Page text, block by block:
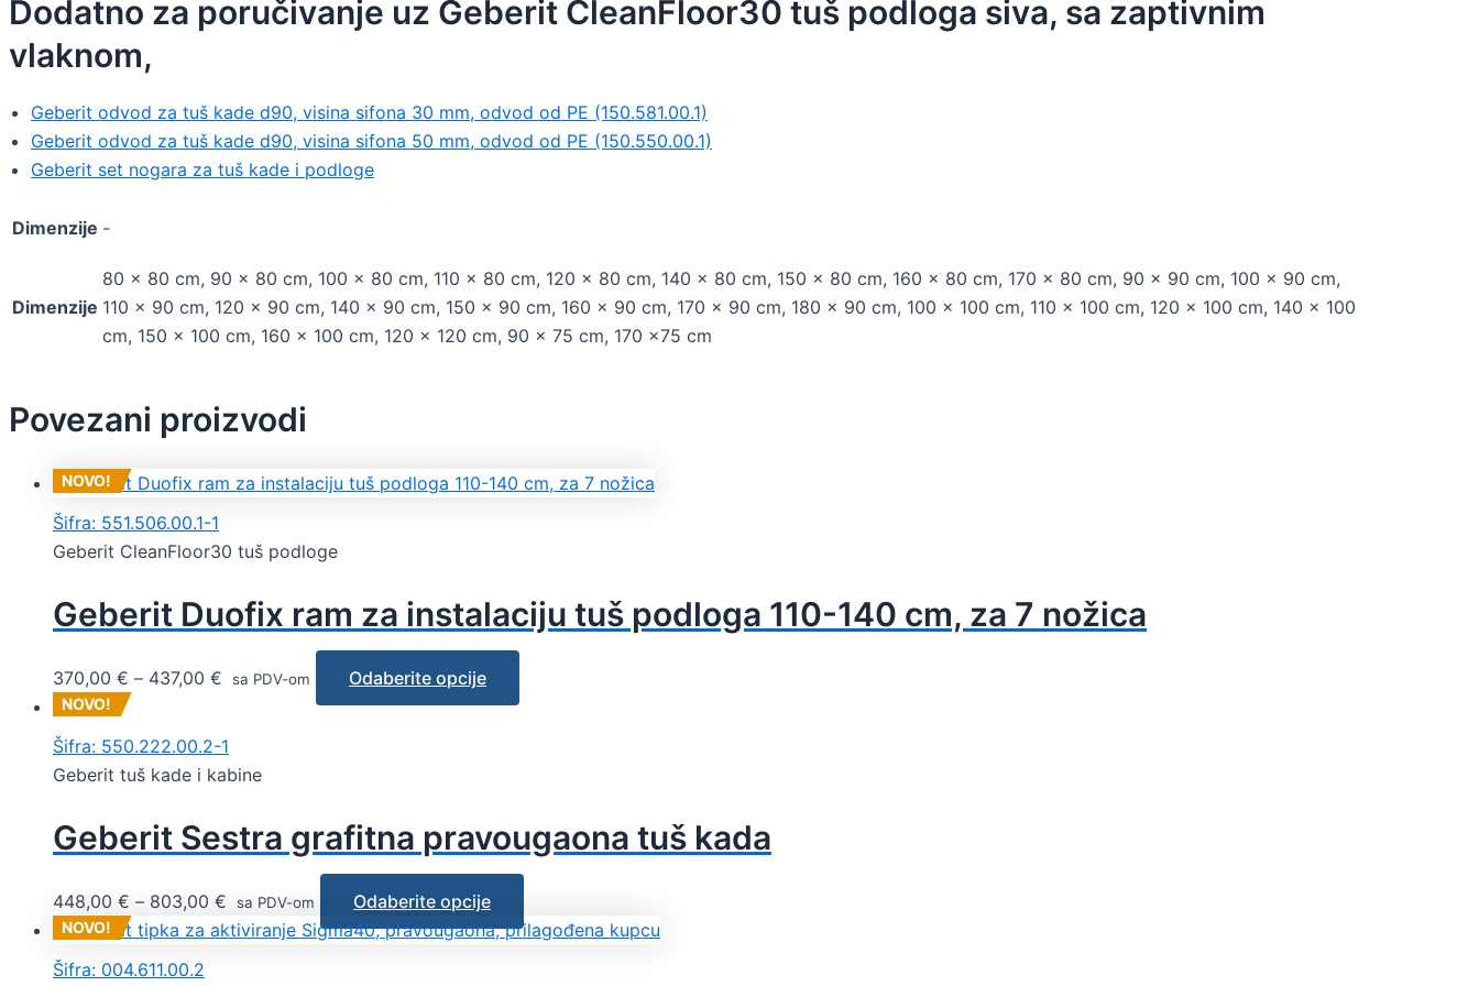
Dodatno za poručivanje uz Geberit CleanFloor30 tuš podloga siva, sa zaptivnim
vlaknom,
Geberit odvod za tuš kade d90, visina sifona 30 mm, odvod od PE (150.581.00.1)
Geberit odvod za tuš kade d90, visina sifona 50 mm, odvod od PE (150.550.00.1)
Geberit set nogara za tuš kade i podloge
Dimenzije -
Dimenzije
80 x 80 cm, 90 x 80 cm, 100 x 80 cm, 110 x 80 cm, 120 x 80 cm, 140 x 80 cm, 150 x 80 cm, 160 x 80 cm, 170 x 80 cm, 90 x 90 cm, 100 x 90 cm,
110 x 90 cm, 120 x 90 cm, 140 x 90 cm, 150 x 90 cm, 160 x 90 cm, 170 x 90 cm, 180 x 90 cm, 100 x 100 cm, 110 x 100 cm, 120 x 100 cm, 140 x 100
cm, 150 x 100 cm, 160 x 100 cm, 120 x 120 cm, 90 x 75 cm, 170 x75 cm
Povezani proizvodi
NOVO!
Šifra: 551.506.00.1-1
Geberit CleanFloor30 tuš podloge
Geberit Duofix ram za instalaciju tuš podloga 110-140 cm, za 7 nožica
370,00 € – 437,00 € sa PDV-om Odaberite opcije
NOVO!
Šifra: 550.222.00.2-1
Geberit tuš kade i kabine
Geberit Sestra grafitna pravougaona tuš kada
448,00 € – 803,00 € sa PDV-om Odaberite opcije
NOVO!
Šifra: 004.611.00.2